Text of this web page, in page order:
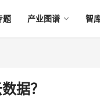
题 产业图谱 智
据？